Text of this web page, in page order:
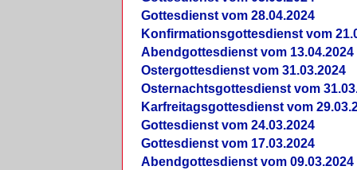
Gottesdienst vom 28.04.2024
Konfirmationsgottesdienst vom
Abendgottesdienst vom 13.04.2024
Ostergottesdienst vom 31.03.2024
Osternachtsgottesdienst vom
Karfreitagsgottesdienst vom
Gottesdienst vom 24.03.2024
Gottesdienst vom 17.03.2024
Abendgottesdienst vom 09.03.2024